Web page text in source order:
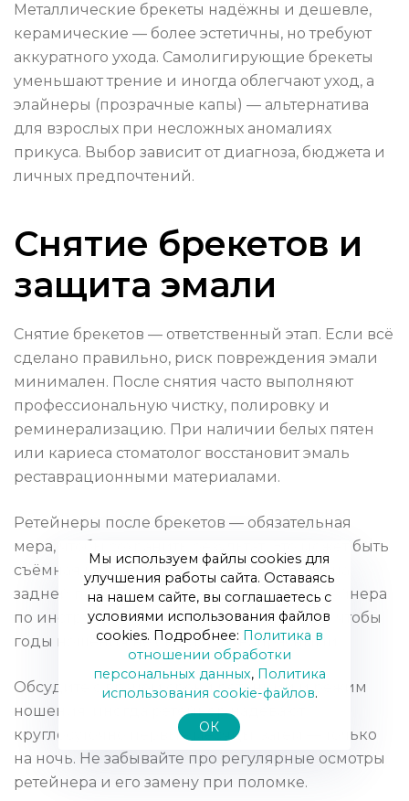
Металлические брекеты надёжны и дешевле,
керамические — более эстетичны, но требуют
аккуратного ухода. Самолигирующие брекеты
уменьшают трение и иногда облегчают уход, а
элайнеры (прозрачные капы) — альтернатива
для взрослых при несложных аномалиях
прикуса. Выбор зависит от диагноза, бюджета и
личных предпочтений.
Снятие брекетов и
защита эмали
Снятие брекетов — ответственный этап. Если всё
сделано правильно, риск повреждения эмали
минимален. После снятия часто выполняют
профессиональную чистку, полировку и
реминерализацию. При наличии белых пятен
или кариеса стоматолог восстановит эмаль
реставрационными материалами.
Ретейнеры после брекетов — обязательная
мера, чтобы сохранить результат. Это может быть
съёмная капа или несъёмный ретейнер на
задней поверхности зубов. Ношение ретейнера
по инструкции ортодонта — ключ к тому, чтобы
годы ношения не оказались напрасными.
Обсудите с врачом сроки ретенции и режим
ношения: иногда ретейнер надевают
круглосуточно первые месяцы, затем — только
на ночь. Не забывайте про регулярные осмотры
ретейнера и его замену при поломке.
Мы используем файлы cookies для
улучшения работы сайта. Оставаясь
на нашем сайте, вы соглашаетесь с
условиями использования файлов
cookies. Подробнее: Политика в
отношении обработки
персональных данных, Политика
использования сookie-файлов.
ОК